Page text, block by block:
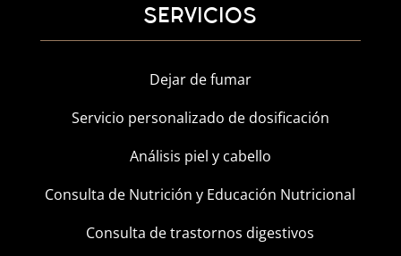
SERVICIOS
Dejar de fumar
Servicio personalizado de dosificación
Análisis piel y cabello
Consulta de Nutrición y Educación Nutricional
Consulta de trastornos digestivos